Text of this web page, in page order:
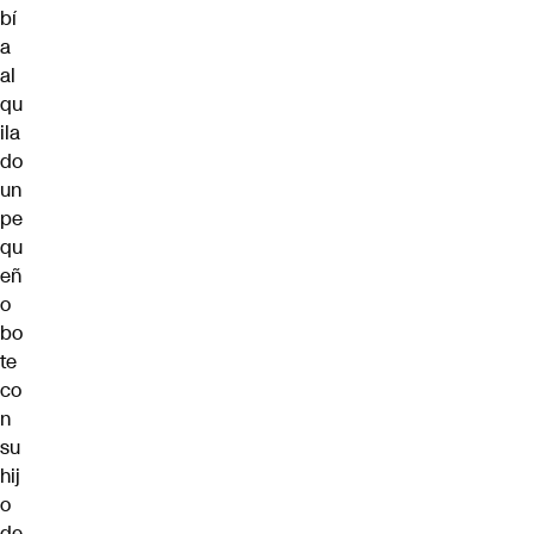
bí
a
al
qu
ila
do
un
pe
qu
eñ
o
bo
te
co
n
su
hij
o